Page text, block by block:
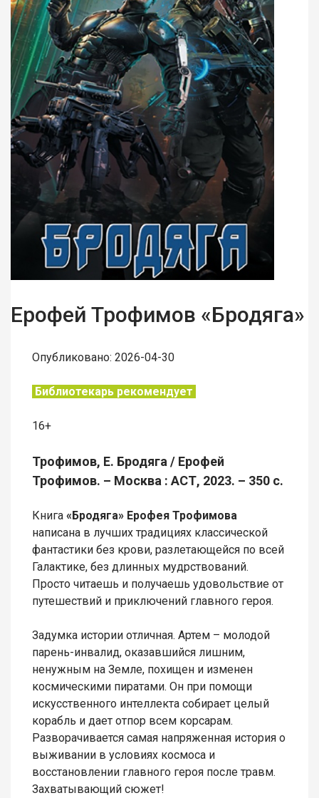
Ерофей Трофимов «Бродяга»
Опубликовано: 2026-04-30
Библиотекарь рекомендует
16+
Трофимов, Е. Бродяга / Ерофей
Трофимов. – Москва : АСТ, 2023. – 350 с.
Книга «Бродяга» Ерофея Трофимова
написана в лучших традициях классической
фантастики без крови, разлетающейся по всей
Галактике, без длинных мудрствований.
Просто читаешь и получаешь удовольствие от
путешествий и приключений главного героя.
Задумка истории отличная. Артем – молодой
парень-инвалид, оказавшийся лишним,
ненужным на Земле, похищен и изменен
космическими пиратами. Он при помощи
искусственного интеллекта собирает целый
корабль и дает отпор всем корсарам.
Разворачивается самая напряженная история о
выживании в условиях космоса и
восстановлении главного героя после травм.
Захватывающий сюжет!